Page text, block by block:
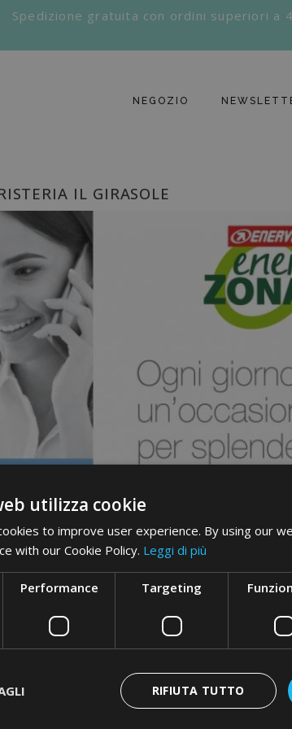
Spedizione gratuita con ordini superiori a
NEGOZIO
IL GIRASOLE
utilizza cookie
to improve user experience. By using our
with our Cookie Policy. Leggi di più
Performance Targeting
RIFIUTA TUTTO